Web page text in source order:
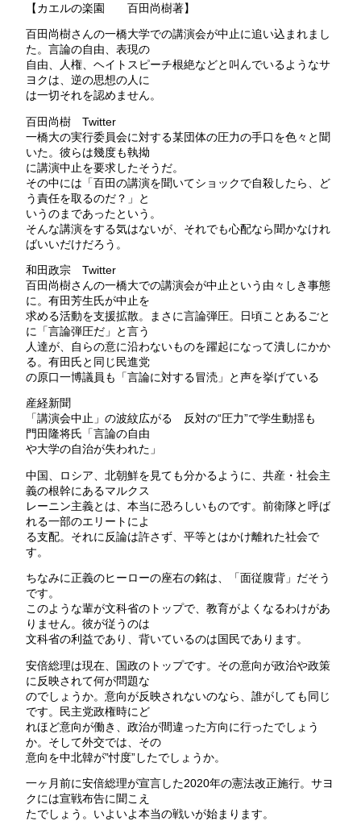
【カエルの楽園 百田尚樹著】
百田尚樹さんの一橋大学での講演会が中止に追い込まれまし
た。言論の自由、表現の
自由、人権、ヘイトスピーチ根絶などと叫んでいるようなサ
ヨクは、逆の思想の人に
は一切それを認めません。
百田尚樹 Twitter
一橋大の実行委員会に対する某団体の圧力の手口を色々と聞
いた。彼らは幾度も執拗
に講演中止を要求したそうだ。
その中には「百田の講演を聞いてショックで自殺したら、ど
う責任を取るのだ？」と
いうのまであったという。
そんな講演をする気はないが、それでも心配なら聞かなけれ
ばいいだけだろう。
和田政宗 Twitter
百田尚樹さんの一橋大での講演会が中止という由々しき事態
に。有田芳生氏が中止を
求める活動を支援拡散。まさに言論弾圧。日頃ことあるごと
に「言論弾圧だ」と言う
人達が、自らの意に沿わないものを躍起になって潰しにかか
る。有田氏と同じ民進党
の原口一博議員も「言論に対する冒涜」と声を挙げている
産経新聞
「講演会中止」の波紋広がる 反対の“圧力”で学生動揺も
門田隆将氏「言論の自由
や大学の自治が失われた」
中国、ロシア、北朝鮮を見ても分かるように、共産・社会主
義の根幹にあるマルクス
レーニン主義とは、本当に恐ろしいものです。前衛隊と呼ば
れる一部のエリートによ
る支配。それに反論は許さず、平等とはかけ離れた社会で
す。
ちなみに正義のヒーローの座右の銘は、「面従腹背」だそう
です。
このような輩が文科省のトップで、教育がよくなるわけがあ
りません。彼が従うのは
文科省の利益であり、背いているのは国民であります。
安倍総理は現在、国政のトップです。その意向が政治や政策
に反映されて何が問題な
のでしょうか。意向が反映されないのなら、誰がしても同じ
です。民主党政権時にど
れほど意向が働き、政治が間違った方向に行ったでしょう
か。そして外交では、その
意向を中北韓が”忖度”したでしょうか。
一ヶ月前に安倍総理が宣言した2020年の憲法改正施行。サヨ
クには宣戦布告に聞こえ
たでしょう。いよいよ本当の戦いが始まります。